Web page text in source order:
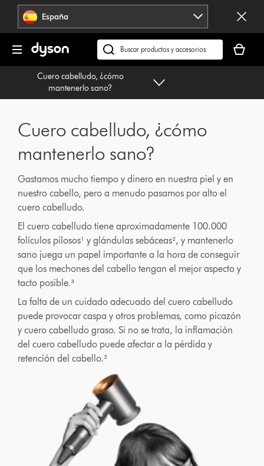
Omitir
navegación España
Buscar
en
dyson.es
cesta
está
Cuero cabelludo, ¿cómo
mantenerlo sano?
Cuero cabelludo, ¿cómo
mantenerlo sano?
Gastamos mucho tiempo y dinero en nuestra piel y en
nuestro cabello, pero a menudo pasamos por alto el
cuero cabelludo.
El cuero cabelludo tiene aproximadamente 100.000
folículos pilosos¹ y glándulas sebáceas², y mantenerlo
sano juega un papel importante a la hora de conseguir
que los mechones del cabello tengan el mejor aspecto y
tacto posible.³
La falta de un cuidado adecuado del cuero cabelludo
puede provocar caspa y otros problemas, como picazón
y cuero cabelludo graso. Si no se trata, la inflamación
del cuero cabelludo puede afectar a la pérdida y
retención del cabello.²